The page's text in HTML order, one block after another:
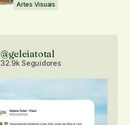
Artes Visuais
@geleiatotal
32.9k Seguidores